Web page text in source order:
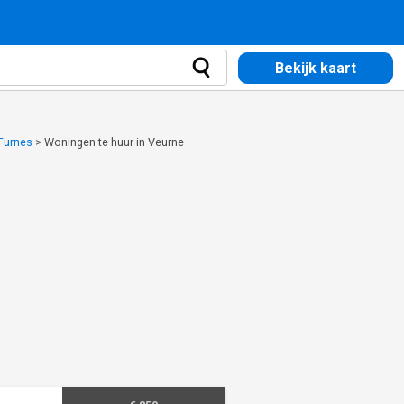
Bekijk kaart
> Woningen te huur in Veurne